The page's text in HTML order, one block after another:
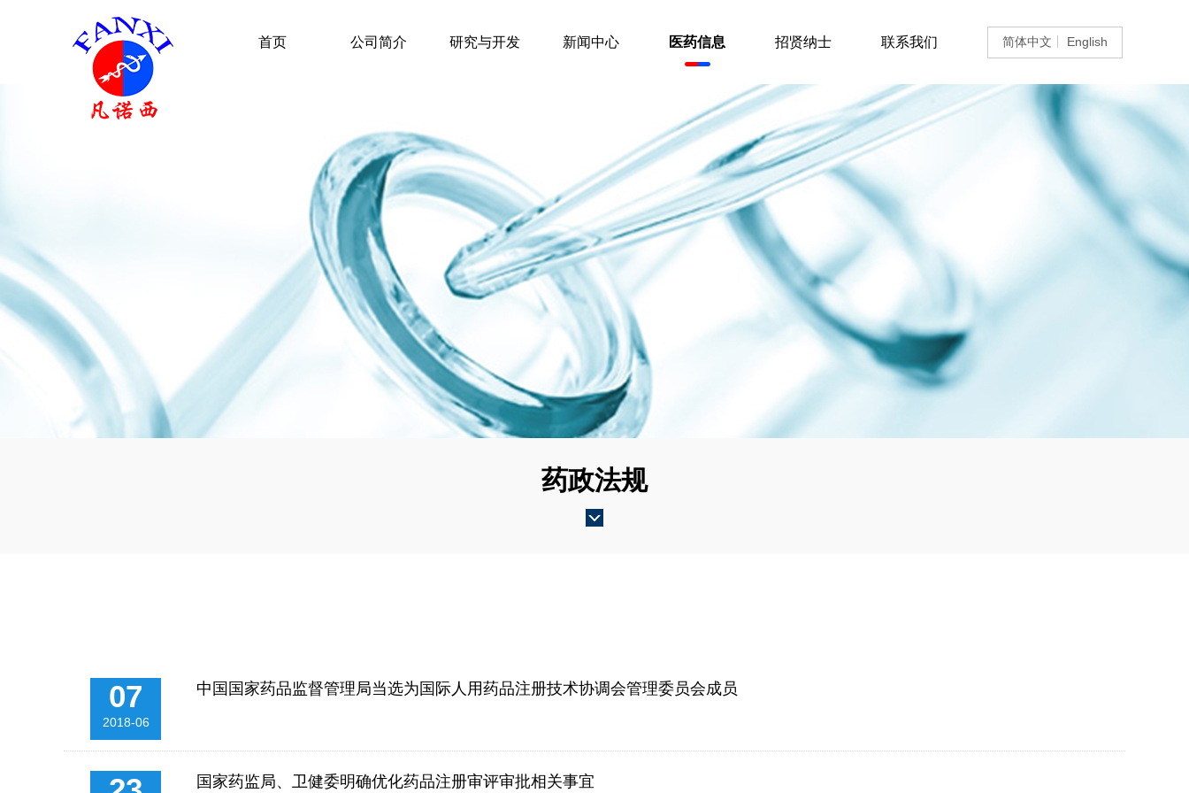
简体中文 English
首页 公司简介 研究与开发 新闻中心 医药信息 招贤纳士 联系我们
药政法规
07
2018-06
中国国家药品监督管理局当选为国际人用药品注册技术协调会管理委员会成员
国家药监局、卫健委明确优化药品注册审评审批相关事宜